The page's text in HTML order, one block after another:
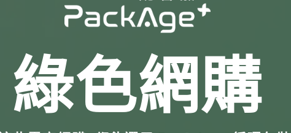
綠色網購